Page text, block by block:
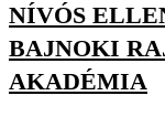
NÍVÓS
BAJNOKI
AKADÉMIA